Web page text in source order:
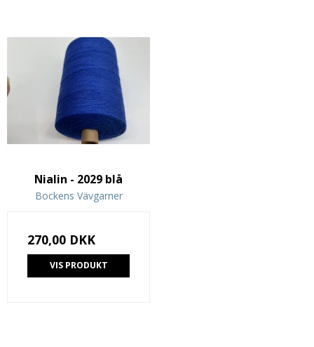
Nialin - 2029 blå
Bockens Vävgarner
270,00 DKK
VIS PRODUKT